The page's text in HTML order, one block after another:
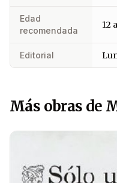
Edad
recomendada
12
Editorial
Más obras de